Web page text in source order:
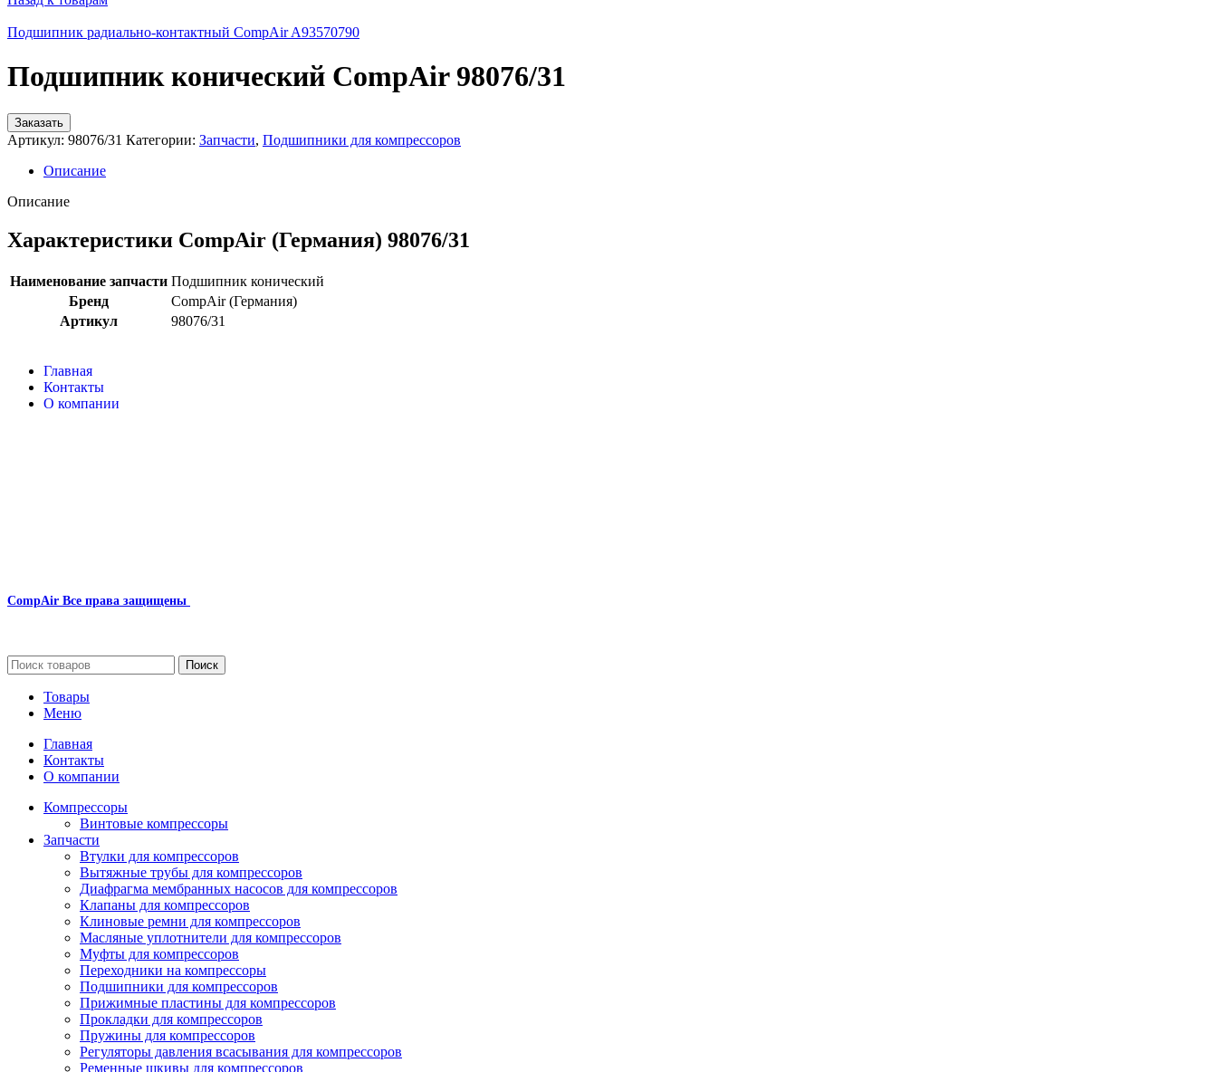
Подшипник радиально-контактный CompAir A93570790
Подшипник конический CompAir 98076/31
Заказать
Артикул: 98076/31 Категории: Запчасти, Подшипники для компрессоров
Описание
Описание
Характеристики CompAir (Германия) 98076/31
Наименование запчасти Подшипник конический
Бренд
CompAir (Германия)
Артикул
98076/31
Главная
Контакты
О компании
CompAir Все права защищены
Поиск
Товары
Меню
Главная
Контакты
О компании
Компрессоры
Винтовые компрессоры
Запчасти
Втулки для компрессоров
Вытяжные трубы для компрессоров
Диафрагма мембранных насосов для компрессоров
Клапаны для компрессоров
Клиновые ремни для компрессоров
Масляные уплотнители для компрессоров
Муфты для компрессоров
Переходники на компрессоры
Подшипники для компрессоров
Прижимные пластины для компрессоров
Прокладки для компрессоров
Пружины для компрессоров
Регуляторы давления всасывания для компрессоров
Ременные шкивы для компрессоров